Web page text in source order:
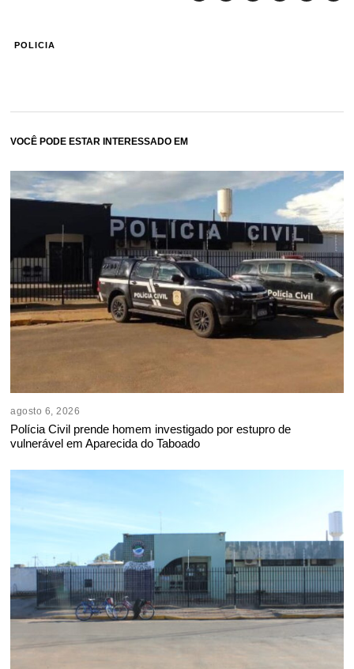
POLICIA
VOCÊ PODE ESTAR INTERESSADO EM
agosto 6, 2026
Polícia Civil prende homem investigado por estupro de
vulnerável em Aparecida do Taboado